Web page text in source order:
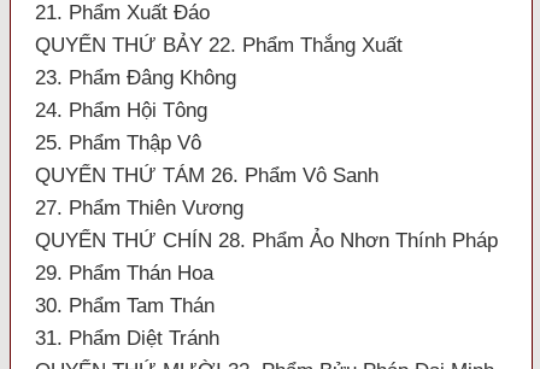
21. Phẩm Xuất Đáo
QUYỂN THỨ BẢY 22. Phẩm Thắng Xuất
23. Phẩm Đâng Không
24. Phẩm Hội Tông
25. Phẩm Thập Vô
QUYỂN THỨ TÁM 26. Phẩm Vô Sanh
27. Phẩm Thiên Vương
QUYỂN THỨ CHÍN 28. Phẩm Ảo Nhơn Thính Pháp
29. Phẩm Thán Hoa
30. Phẩm Tam Thán
31. Phẩm Diệt Tránh